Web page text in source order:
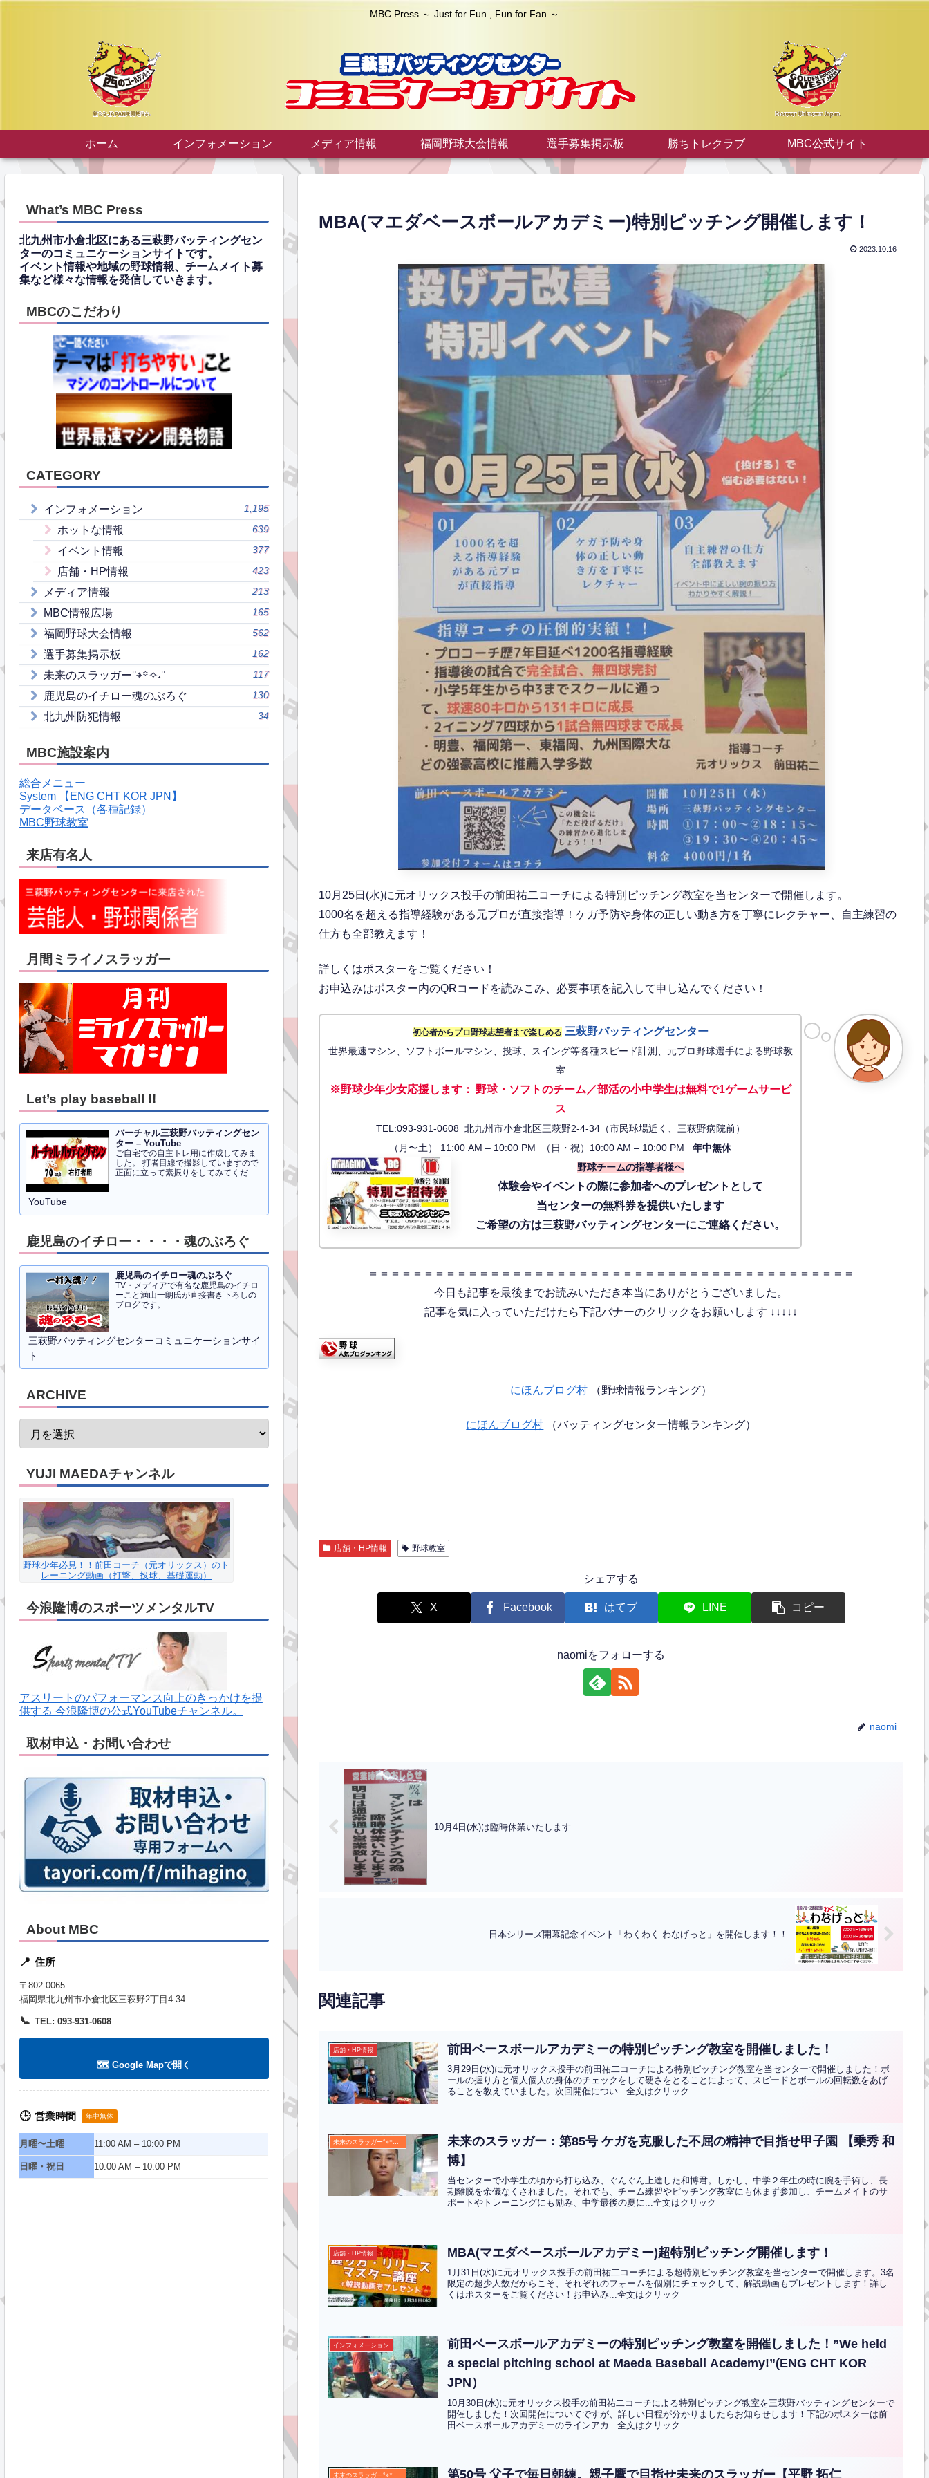
MBC Press ～ Just for Fun , Fun for Fan ～
ホーム インフォメーション メディア情報 福岡野球大会情報 選手募集掲示板 勝ちトレクラブ MBC公式サイト
MBA(マエダベースボールアカデミー)特別ピッチング開催します！
2023.10.16
10月25日(水)に元オリックス投手の前田祐二コーチによる特別ピッチング教室を当センターで開催します。
1000名を超える指導経験がある元プロが直接指導！ケガ予防や身体の正しい動き方を丁寧にレクチャー、自主練習の
仕方も全部教えます！
詳しくはポスターをご覧ください！
お申込みはポスター内のQRコードを読みこみ、必要事項を記入して申し込んでください！
初心者からプロ野球志望者まで楽しめる 三萩野バッティングセンター
世界最速マシン、ソフトボールマシン、投球、スイング等各種スピード計測、元プロ野球選手による野球教
室
※野球少年少女応援します： 野球・ソフトのチーム／部活の小中学生は無料で1ゲームサービ
ス
TEL:093-931-0608 北九州市小倉北区三萩野2-4-34（市民球場近く、三萩野病院前）
（月〜土） 11:00 AM – 10:00 PM （日・祝）10:00 AM – 10:00 PM年中無休
野球チームの指導者様へ
体験会やイベントの際に参加者へのプレゼントとして
当センターの無料券を提供いたします
ご希望の方は三萩野バッティングセンターにご連絡ください。
＝＝＝＝＝＝＝＝＝＝＝＝＝＝＝＝＝＝＝＝＝＝＝＝＝＝＝＝＝＝＝＝＝＝＝＝＝＝＝＝＝＝＝＝
今日も記事を最後までお読みいただき本当にありがとうございました。
記事を気に入っていただけたら下記バナーのクリックをお願いします ↓↓↓↓↓
にほんブログ村 （野球情報ランキング）
にほんブログ村 （バッティングセンター情報ランキング）
店舗・HP情報 野球教室
シェアする
X Facebook はてブ LINE コピー
naomiをフォローする
naomi
10月4日(水)は臨時休業いたします
日本シリーズ開幕記念イベント「わくわく わなげっと」を開催します！！
関連記事
店舗・HP情報 前田ベースボールアカデミーの特別ピッチング教室を開催しました！
3月29日(水)に元オリックス投手の前田祐二コーチによる特別ピッチング教室を当センターで開催しました！ボ
ールの握り方と個人個人の身体のチェックをして硬さをとることによって、スピードとボールの回転数をあげ
ることを教えていました。次回開催につい...全文はクリック
未来のスラッガー：第85号 ケガを克服した不屈の精神で目指せ甲子園 【乗秀 和
博】
当センターで小学生の頃から打ち込み、ぐんぐん上達した和博君。しかし、中学２年生の時に腕を手術し、長
期離脱を余儀なくされました。それでも、チーム練習やピッチング教室にも休まず参加し、チームメイトのサ
ポートやトレーニングにも励み、中学最後の夏に...全文はクリック
店舗・HP情報 MBA(マエダベースボールアカデミー)超特別ピッチング開催します！
1月31日(水)に元オリックス投手の前田祐二コーチによる超特別ピッチング教室を当センターで開催します。3名
限定の超少人数だからこそ、それぞれのフォームを個別にチェックして、解説動画もプレゼントします！詳し
くはポスターをご覧ください！お申込み...全文はクリック
インフォメーション
前田ベースボールアカデミーの特別ピッチング教室を開催しました！”We held
a special pitching school at Maeda Baseball Academy!”(ENG CHT KOR
JPN）
10月30日(水)に元オリックス投手の前田祐二コーチによる特別ピッチング教室を三萩野バッティングセンターで
開催しました！次回開催についてですが、詳しい日程が分かりましたらお知らせします！下記のポスターは前
田ベースボールアカデミーのラインアカ...全文はクリック
未来のスラッガー°⌖꙳✧˖° 第50号 父子で毎日朝練。親子鷹で目指せ未来のスラッガー【平野 拓仁
What’s MBC Press
北九州市小倉北区にある三萩野バッティングセン
ターのコミュニケーションサイトです。
イベント情報や地域の野球情報、チームメイト募
集など様々な情報を発信していきます。
MBCのこだわり
CATEGORY
インフォメーション 1,195
ホットな情報 639
イベント情報 377
店舗・HP情報 423
メディア情報 213
MBC情報広場 165
福岡野球大会情報 562
選手募集掲示板 162
未来のスラッガー°⌖꙳✧˖° 117
鹿児島のイチロー魂のぶろぐ 130
北九州防犯情報 34
MBC施設案内
総合メニュー
System 【ENG CHT KOR JPN】
データベース（各種記録）
MBC野球教室
来店有名人
月間ミライノスラッガー
Let’s play baseball !!
バーチャル三萩野バッティングセン
ター – YouTube
ご自宅での自主トレ用に作成してみま
した。 打者目線で撮影していますので
正面に立って素振りをしてみてくださ
YouTube
鹿児島のイチロー・・・・魂のぶろぐ
鹿児島のイチロー魂のぶろぐ
TV・メディアで有名な鹿児島のイチロ
ーこと満山一朗氏が直接書き下ろしの
ブログです。
三萩野バッティングセンターコミュニケーションサイ
ト
ARCHIVE
YUJI MAEDAチャンネル
野球少年必見！！前田コーチ（元オリックス）のト
レーニング動画（打撃、投球、基礎運動）
今浪隆博のスポーツメンタルTV
アスリートのパフォーマンス向上のきっかけを提
供する 今浪隆博の公式YouTubeチャンネル。
取材申込・お問い合わせ
About MBC
📍 住所
〒802-0065
福岡県北九州市小倉北区三萩野2丁目4-34
📞 TEL: 093-931-0608
🗺️ Google Mapで開く
🕒 営業時間 年中無休
月曜〜土曜 11:00 AM – 10:00 PM
日曜・祝日 10:00 AM – 10:00 PM